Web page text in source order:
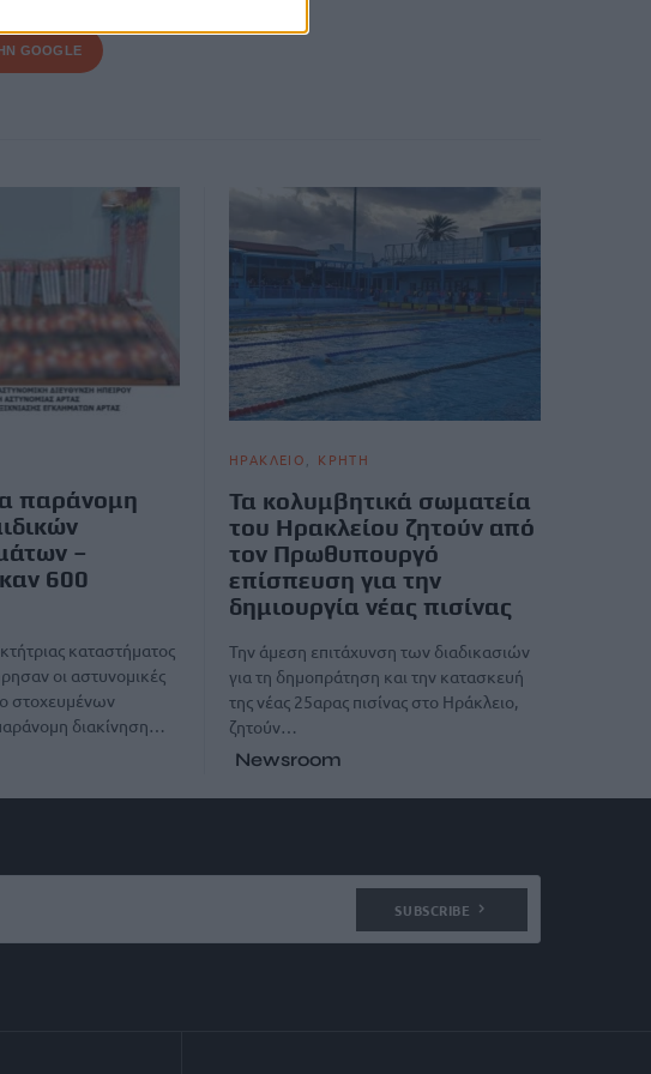
GOOGLE
παράνομη
–
600
καταστήματος
οι αστυνομικές
στοχευμένων
διακίνηση…
ΗΡΑΚΛΕΙΟ ΚΡΗΤΗ
Τα κολυμβητικά σωματεία
του Ηρακλείου ζητούν από
τον Πρωθυπουργό
επίσπευση για την
δημιουργία νέας πισίνας
Την άμεση επιτάχυνση των διαδικασιών
για τη δημοπράτηση και την κατασκευή
της νέας 25αρας πισίνας στο Ηράκλειο,
ζητούν…
Newsroom
SUBSCRIBE